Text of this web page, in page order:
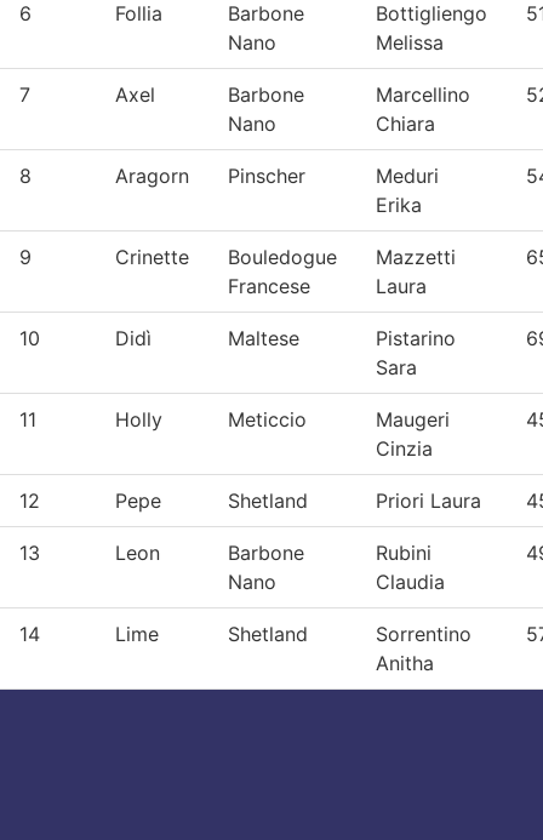
6 Follia
Barbone
Nano
Bottigliengo
Melissa
7 Axel
Barbone
Nano
Marcellino
Chiara
8 Aragorn Pinscher
Meduri
Erika
9 Crinette
Bouledogue
Francese
Mazzetti
Laura
10 Didì Maltese
Pistarino
Sara
11 Holly Meticcio
Maugeri
Cinzia
12 Pepe Shetland Priori Laura
13 Leon
Barbone
Nano
Rubini
Claudia
14 Lime Shetland
Sorrentino
Anitha